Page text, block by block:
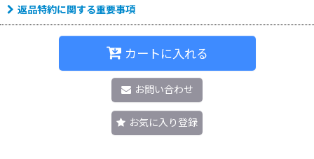
返品特約に関する重要事項
カートに入れる
お問い合わせ
お気に入り登録